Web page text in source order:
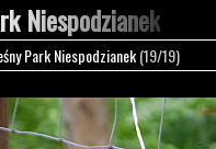
Niespodzianek
Park Niespodzianek(19/19)